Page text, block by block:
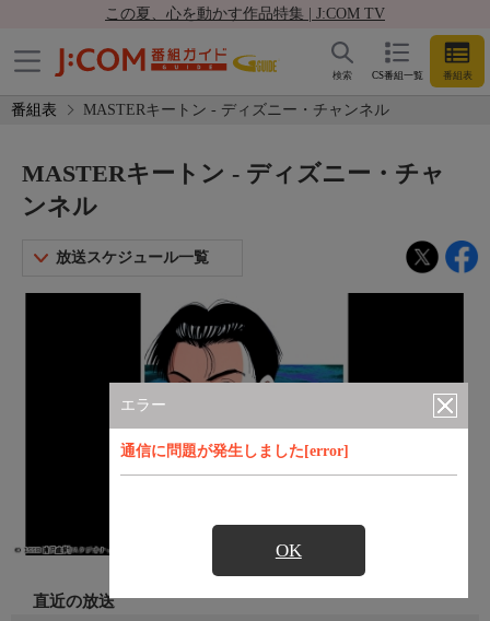
この夏、心を動かす作品特集 | J:COM TV
CS番組一覧 番組表
検索
番組表 MASTERキートン - ディズニー・チャンネル
エラー
通信に問題が発生しました[error]
OK
MASTERキートン - ディズニー・チャ
ンネル
放送スケジュール一覧
直近の放送